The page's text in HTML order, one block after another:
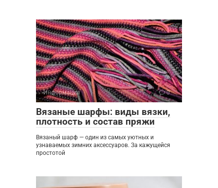
Информация 0
Вязаные шарфы: виды вязки,
плотность и состав пряжи
Вязаный шарф — один из самых уютных и
узнаваемых зимних аксессуаров. За кажущейся
простотой